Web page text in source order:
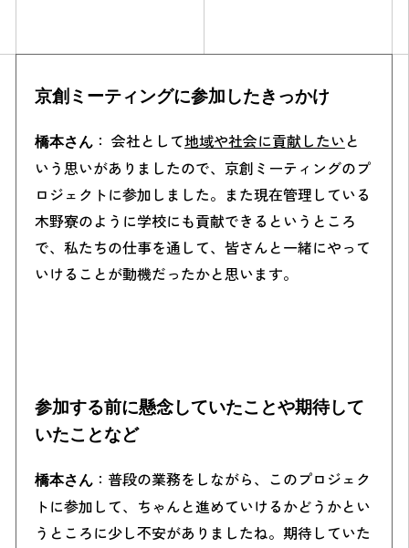
京創ミーティングに参加したきっかけ
橋本さん： 会社として地域や社会に貢献したいと
いう思いがありましたので、京創ミーティングのプ
ロジェクトに参加しました。また現在管理している
木野寮のように学校にも貢献できるというところ
で、私たちの仕事を通して、皆さんと一緒にやって
いけることが動機だったかと思います。
参加する前に懸念していたことや期待して
いたことなど
橋本さん：普段の業務をしながら、このプロジェク
トに参加して、ちゃんと進めていけるかどうかとい
うところに少し不安がありましたね。期待していた